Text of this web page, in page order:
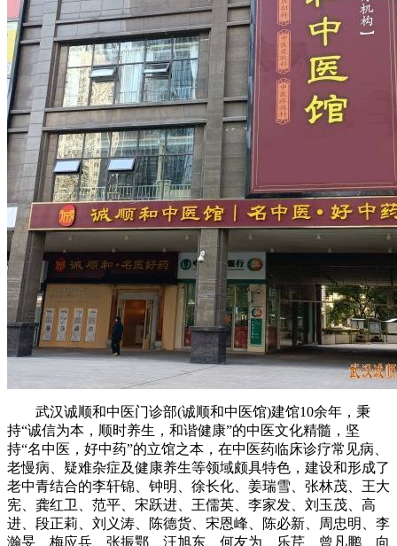
武汉诚顺和中医门诊部(诚顺和中医馆)建馆10余年，秉
持“诚信为本，顺时养生，和谐健康”的中医文化精髓，坚
持“名中医，好中药”的立馆之本，在中医药临床诊疗常见病、
老慢病、疑难杂症及健康养生等领域颇具特色，建设和形成了
老中青结合的李轩锦、钟明、徐长化、姜瑞雪、张林茂、王大
宪、龚红卫、范平、宋跃进、王儒英、李家发、刘玉茂、高
进、段正莉、刘义涛、陈德货、宋恩峰、陈必新、周忠明、李
瀚旻、梅应兵、张振鄂、汪旭东、何友为、乐芹、曾凡鹏、向